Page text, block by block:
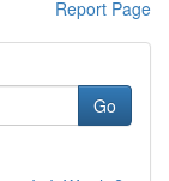
Report Page
Go